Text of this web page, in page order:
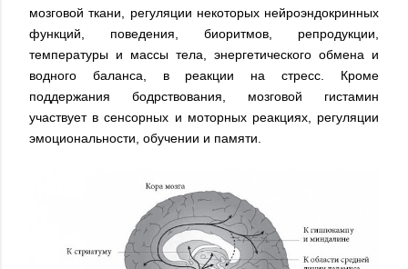
мозговой ткани, регуляции некоторых нейроэндокринных
функций, поведения, биоритмов, репродукции,
температуры и массы тела, энергетического обмена и
водного баланса, в реакции на стресс. Кроме
поддержания бодрствования, мозговой гистамин
участвует в сенсорных и моторных реакциях, регуляции
эмоциональности, обучении и памяти.